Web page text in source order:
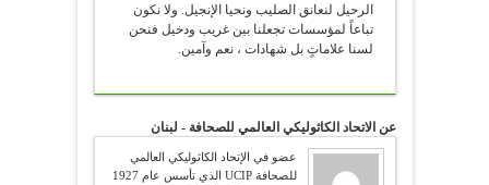
الرحيل لنعانق الصليب ونحيا الإنجيل. ولا نكون
تباعاً لمؤسسات تجعلنا بين غريب ودخيل فنحن
لسنا علاماتٍ بل شهادات ، نعم وآمين.
عن الاتحاد الكاثوليكي العالمي للصحافة - لبنان
عضو في الإتحاد الكاثوليكي العالمي
للصحافة UCIP الذي تأسس عام 1927